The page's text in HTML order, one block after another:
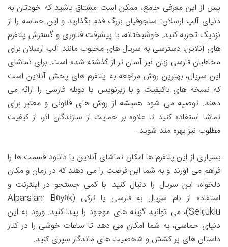
پس از این معرفی جامع، ممکن است مشتاق باشید که خودتان به
دنیای آلپ ارسلان: سلجوقیان بزرگ قدم بگذارید و این حماسه را از
نزدیک تجربه کنید. خوشبختانه، با پیشرفت فناوری و گسترش پلتفرم
های آنلاین، دسترسی به سریال های محبوب مانند آلپ ارسلان برای
مخاطبان فارسی زبان نیز آسان تر از گذشته شده است. برای تماشای
این سریال، بهترین روش مراجعه به پلتفرم های پخش آنلاین است
که نسخه های باکیفیت و با زیرنویس یا دوبله فارسی را ارائه می
دهند. توصیه می شود همیشه از روش های قانونی و معتبر برای
تماشا استفاده کنید تا علاوه بر حمایت از سازندگان اثر، از کیفیت
مطلوب نیز بهره مند شوید.
بسیاری از این پلتفرم ها امکان تماشای آنلاین یا دانلود قسمت ها را
فراهم می آورند و به شما این فرصت را می دهند که در زمان و مکان
دلخواه، این سریال را دنبال کنید. با کمی جستجو در اینترنت و
استفاده از نام سریال به فارسی یا ترکی (Alparslan: Büyük
Selçuklu)، می توانید گزینه های موجود را پیدا کنید. ورود به این
دنیای حماسی، به شما امکان می دهد تا ساعات خوشی را در کنار
داستان های پر کشش و شخصیت های ماندگار سپری کنید.